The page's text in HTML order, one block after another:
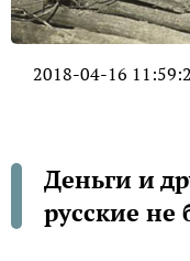
2018-04-16
Деньги и
русские не